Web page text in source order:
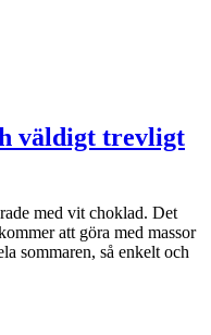
väldigt trevligt
med vit choklad. Det
att göra med massor
sommaren, så enkelt och